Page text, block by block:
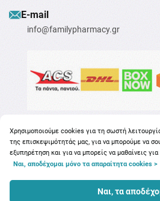
Ε-mail
info@familypharmacy.gr
Χρησιμοποιούμε cookies για τη σωστή
της επισκεψιμότητάς μας, για να μπορούμε να
εξυπηρέτηση και για να μπορείς να μαθαίνεις
Ναι, αποδέχομαι μόνο τα απαραίτητα cookies >
Ναι, τα